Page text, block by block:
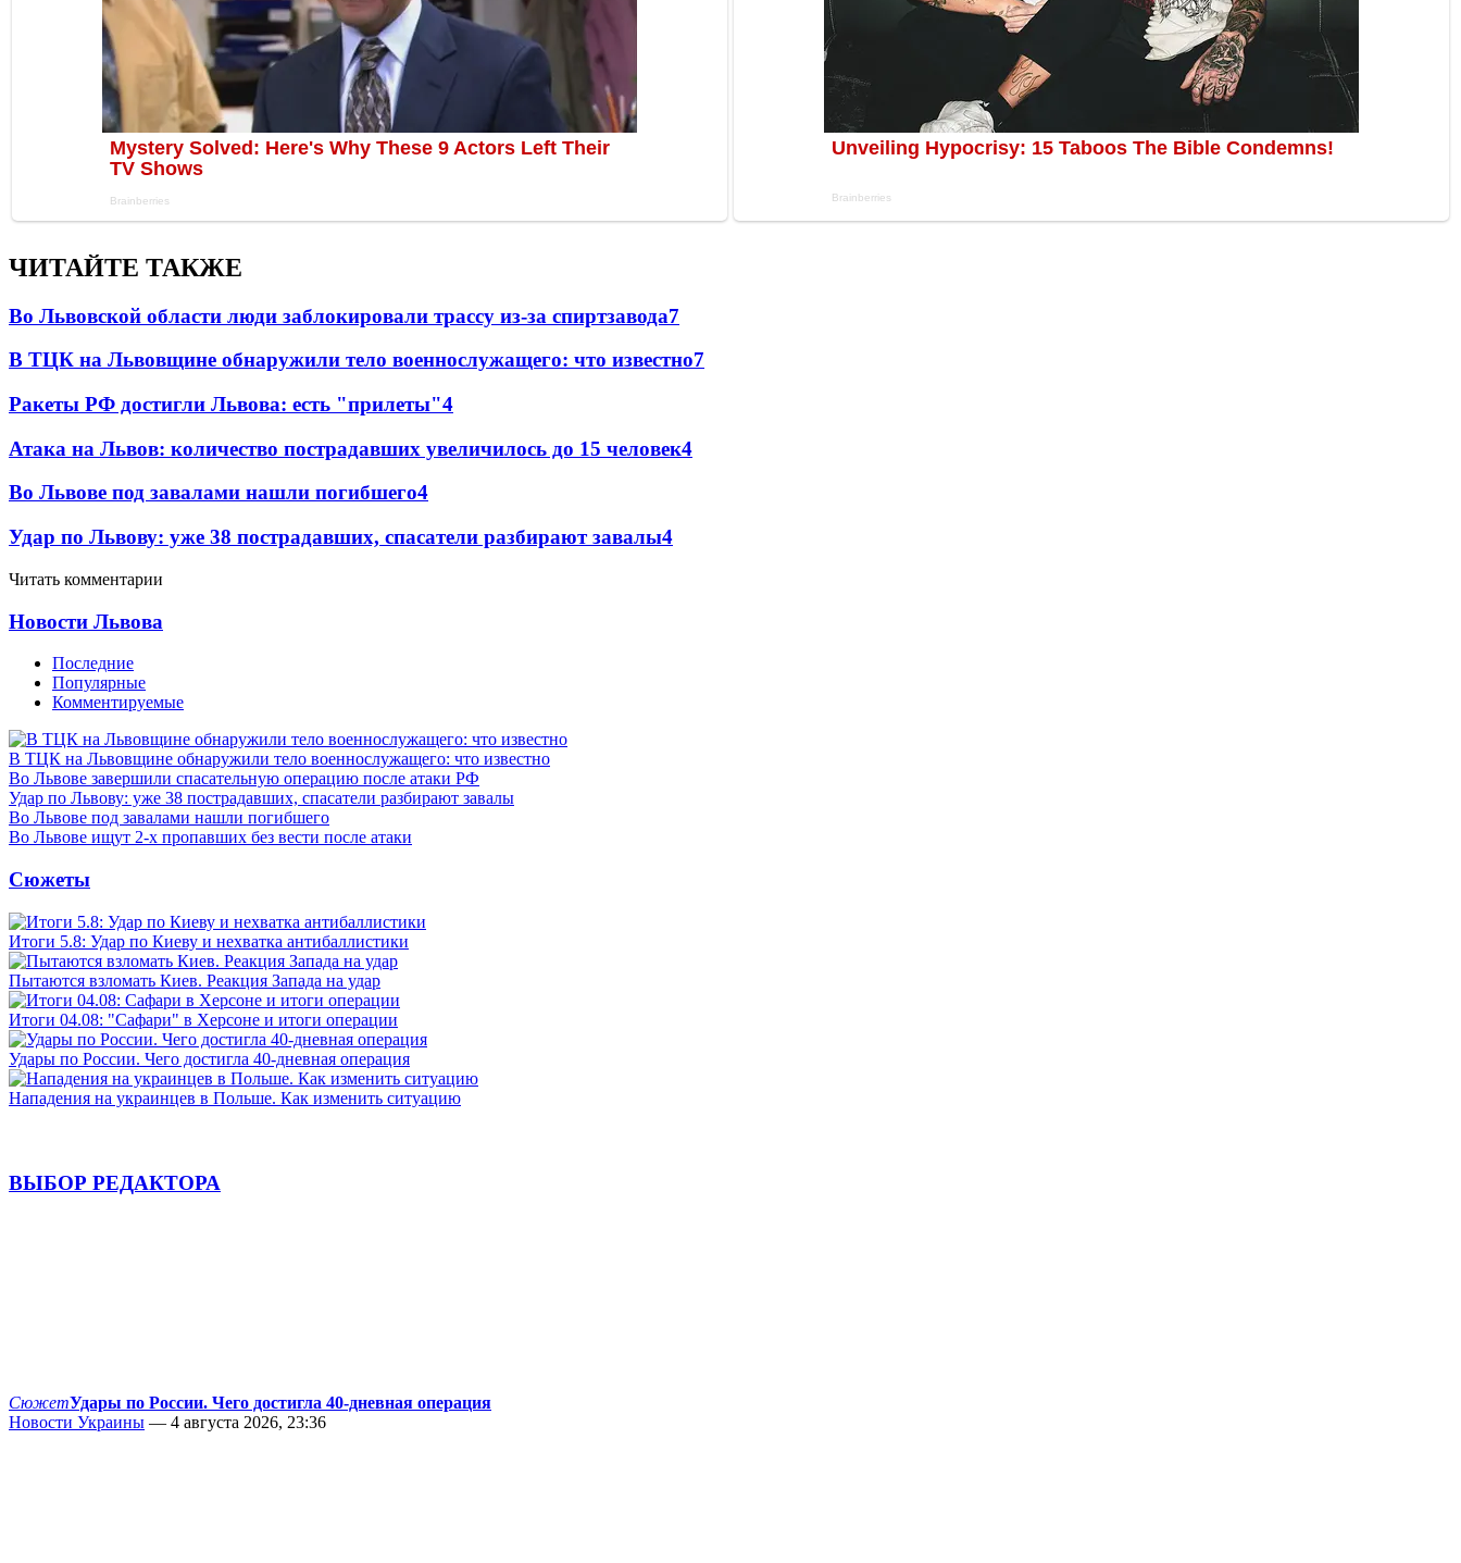
ЧИТАЙТЕ ТАКЖЕ
Во Львовской области люди заблокировали трассу из-за спиртзавода7
В ТЦК на Львовщине обнаружили тело военнослужащего: что известно7
Ракеты РФ достигли Львова: есть "прилеты"4
Атака на Львов: количество пострадавших увеличилось до 15 человек4
Во Львове под завалами нашли погибшего4
Удар по Львову: уже 38 пострадавших, спасатели разбирают завалы4
Читать комментарии
Новости Львова
Последние
Популярные
Комментируемые
В ТЦК на Львовщине обнаружили тело военнослужащего: что известно
Во Львове завершили спасательную операцию после атаки РФ
Удар по Львову: уже 38 пострадавших, спасатели разбирают завалы
Во Львове под завалами нашли погибшего
Во Львове ищут 2-х пропавших без вести после атаки
Сюжеты
Итоги 5.8: Удар по Киеву и нехватка антибаллистики
Пытаются взломать Киев. Реакция Запада на удар
Итоги 04.08: "Сафари" в Херсоне и итоги операции
Удары по России. Чего достигла 40-дневная операция
Нападения на украинцев в Польше. Как изменить ситуацию
ВЫБОР РЕДАКТОРА
СюжетУдары по России. Чего достигла 40-дневная операция
Новости Украины — 4 августа 2026, 23:36